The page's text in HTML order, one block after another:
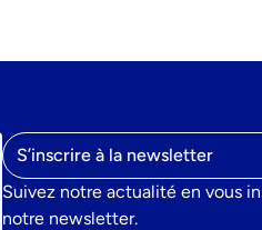
Adresse mail
Suivez notre actualité en vous
notre newsletter.